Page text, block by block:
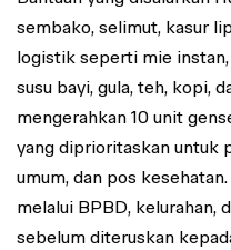
sembako, selimut, kasur
logistik seperti mie
susu bayi, gula, teh, kopi,
mengerahkan 10 unit
yang diprioritaskan untuk
umum, dan pos
melalui BPBD, kelurahan,
sebelum diteruskan